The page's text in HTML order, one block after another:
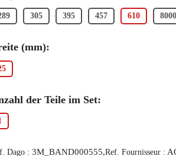
305 395 457 610 8000
(mm):
der Teile im Set:
Dago : 3M_BAND000555,Ref. Fournisseur :